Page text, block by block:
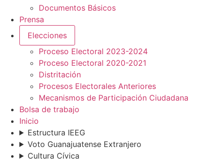
Documentos Básicos
Prensa
Elecciones
Proceso Electoral 2023-2024
Proceso Electoral 2020-2021
Distritación
Procesos Electorales Anteriores
Mecanismos de Participación Ciudadana
Bolsa de trabajo
Inicio
Estructura IEEG
Voto Guanajuatense Extranjero
Cultura Cívica